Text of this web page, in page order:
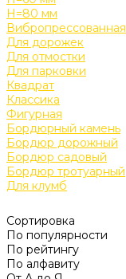
H=80 мм
Вибропрессованная
Для дорожек
Для отмостки
Для парковки
Квадрат
Классика
Фигурная
Бордюрный камень
Бордюр дорожный
Бордюр садовый
Бордюр тротуарный
Для клумб
Сортировка
По популярности
По рейтингу
По алфавиту